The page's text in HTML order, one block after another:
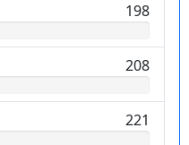
198
208
221